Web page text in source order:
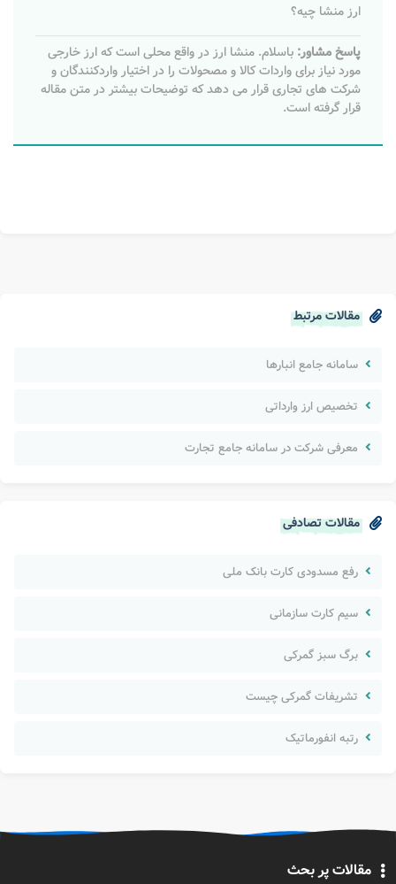
مقالات مرتبط
سامانه جامع انبارها
تخصیص ارز وارداتی
معرفی شرکت در سامانه جامع تجارت
مقالات تصادفی
رفع مسدودی کارت بانک ملی
سیم کارت سازمانی
برگ سبز گمرکی
تشریفات گمرکی چیست
رتبه انفورماتیک
ارز منشا چیه؟
پاسخ مشاور: باسلام. منشا ارز در واقع محلی است که ارز خارجی
مورد نیاز برای واردات کالا و مصحولات را در اختیار واردکنندگان و
شرکت های تجاری قرار می دهد که توضیحات بیشتر در متن مقاله
قرار گرفته است.
مقالات پر بحث